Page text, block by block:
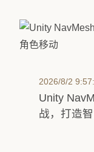
2026/8/2
Unity
战，打造